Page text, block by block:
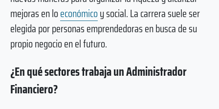
mejoras en loeconómicoy social. La carrera suele ser
elegida por personas emprendedoras en busca de su
propio negocio en el futuro.
¿En qué sectores trabaja un Administrador
Financiero?